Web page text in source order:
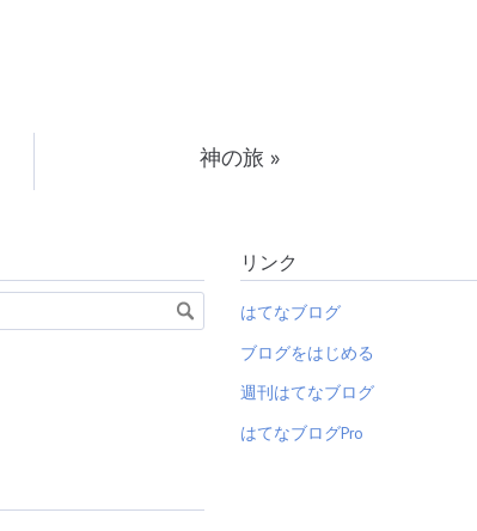
神の旅 »
リンク
はてなブログ
ブログをはじめる
週刊はてなブログ
はてなブログPro